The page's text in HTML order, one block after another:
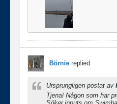
Börnie replied
Ursprungligen postat av
Tjena! Någon som har